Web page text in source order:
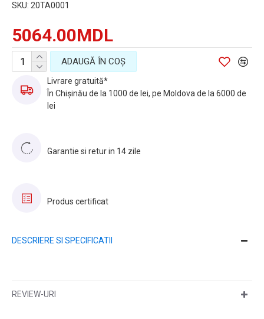
5064.00MDL
SKU: 20TA0001
ADAUGĂ ÎN COŞ
Livrare gratuită*
În Chișinău de la 1000 de lei, pe Moldova de la 6000 de
lei
Garantie si retur in 14 zile
Produs certificat
DESCRIERE SI SPECIFICATII
REVIEW-URI